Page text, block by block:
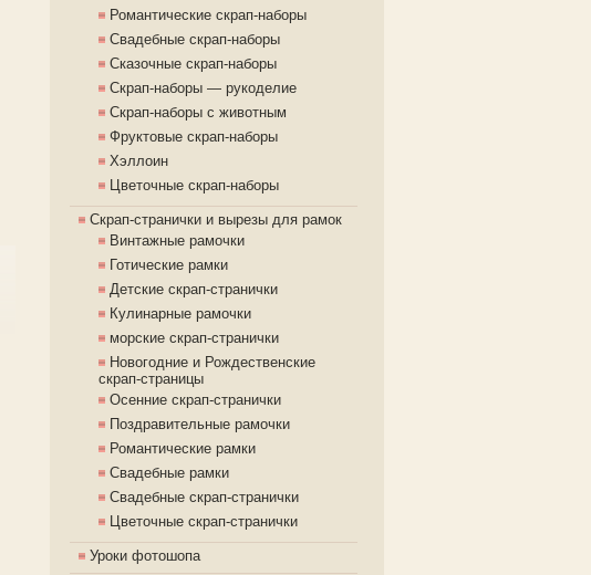
Романтические скрап-наборы
Свадебные скрап-наборы
Сказочные скрап-наборы
Скрап-наборы — рукоделие
Скрап-наборы с животным
Фруктовые скрап-наборы
Хэллоин
Цветочные скрап-наборы
Скрап-странички и вырезы для рамок
Винтажные рамочки
Готические рамки
Детские скрап-странички
Кулинарные рамочки
морские скрап-странички
Новогодние и Рождественские
скрап-страницы
Осенние скрап-странички
Поздравительные рамочки
Романтические рамки
Свадебные рамки
Свадебные скрап-странички
Цветочные скрап-странички
Уроки фотошопа